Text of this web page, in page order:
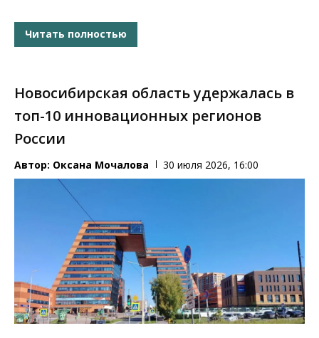
Читать полностью
Новосибирская область удержалась в
топ-10 инновационных регионов
России
Автор: Оксана Мочалова 30 июля 2026, 16:00